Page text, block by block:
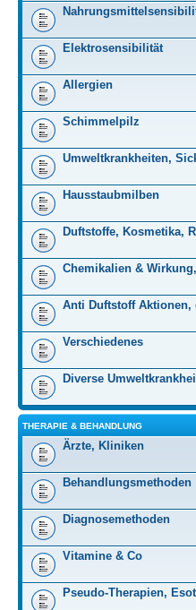
Elektrosensibilität
Allergien
Schimmelpilz
Umweltkrankheiten,
Hausstaubmilben
Duftstoffe, Kosmetika,
Chemikalien &
Anti Duftstoff Aktionen,
Verschiedenes
Diverse
THERAPIE & BEHANDLUNG
Ärzte, Kliniken
Behandlungsmethoden
Diagnosemethoden
Vitamine & Co
Pseudo-Therapien,